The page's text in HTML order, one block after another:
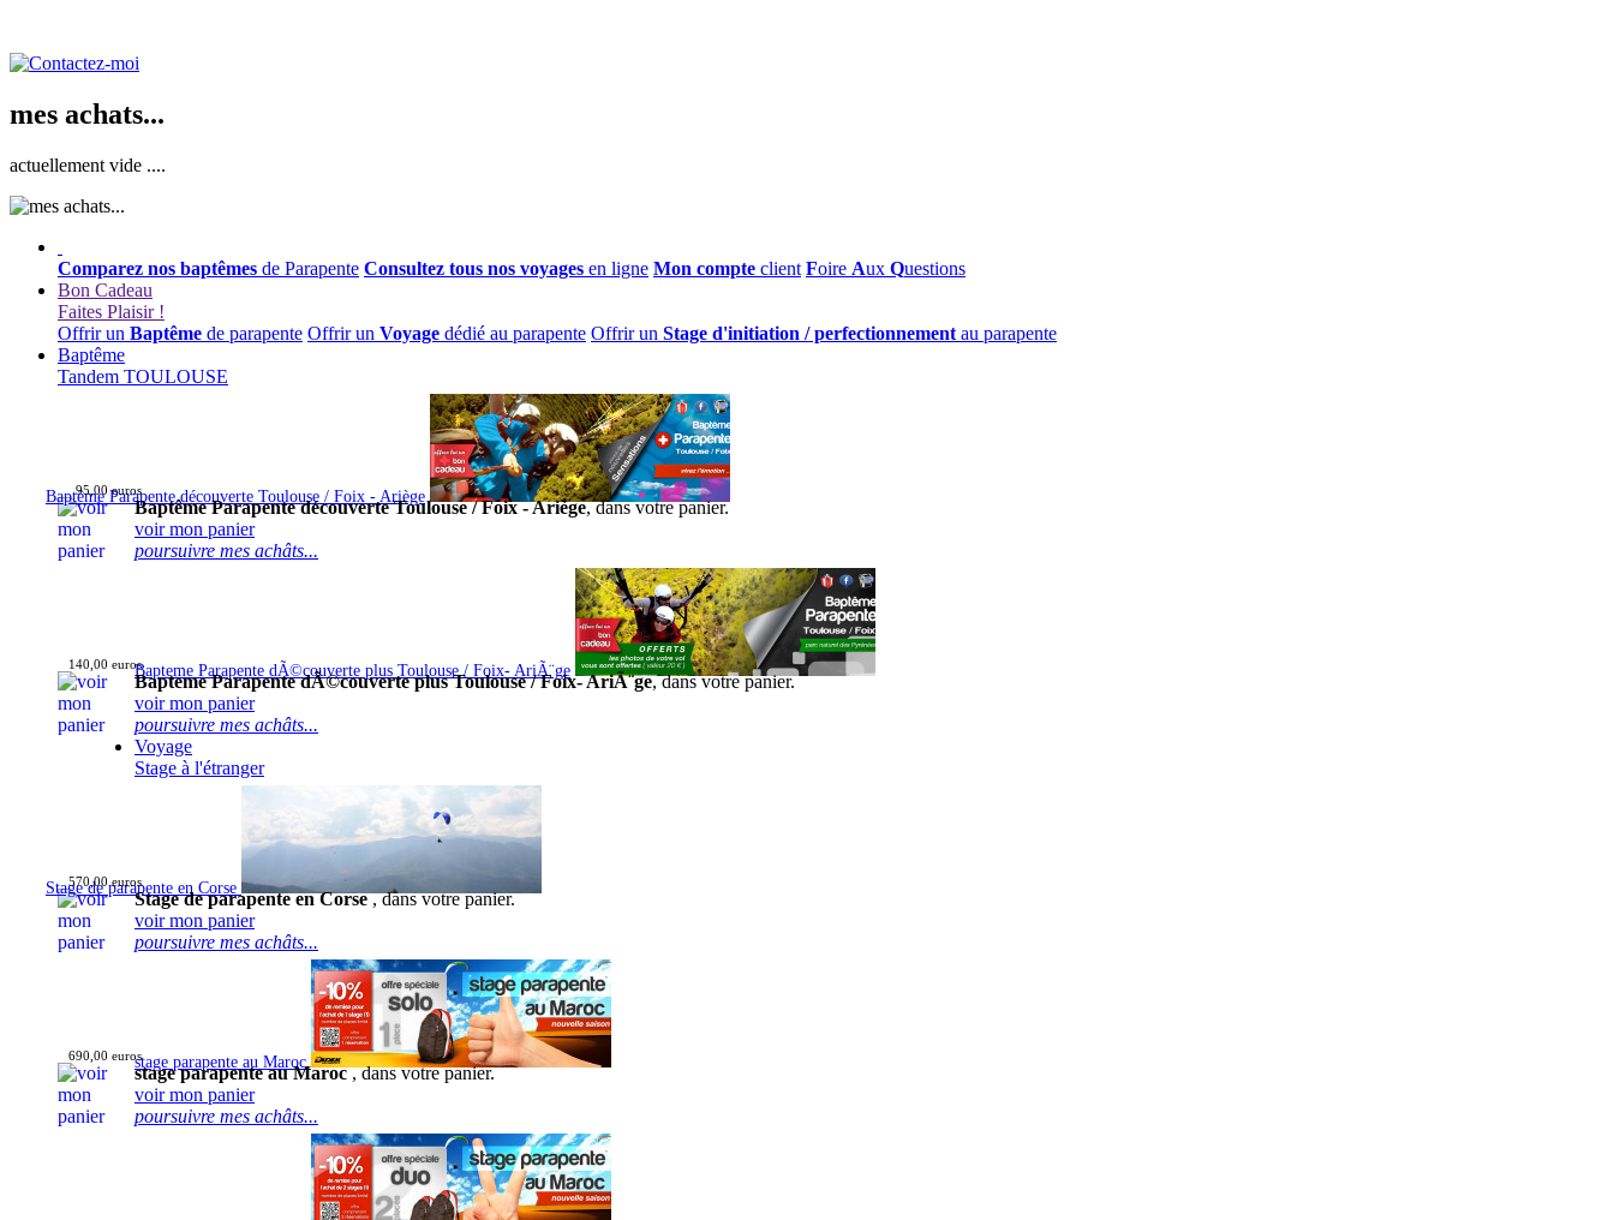
mes achats...
actuellement vide ....
Comparez nos baptêmes de Parapente Consultez tous nos voyages en ligne Mon compte client Foire Aux Questions
Bon Cadeau
Faites Plaisir !
Offrir un Baptême de parapente Offrir un Voyage dédié au parapente Offrir un Stage d'initiation / perfectionnement au parapente
Baptême
Tandem TOULOUSE
Baptême Parapente découverte Toulouse / Foix - Ariège
95,00 euros
Baptême Parapente découverte Toulouse / Foix - Ariège, dans votre panier.
voir mon panier
poursuivre mes achâts...
Bapteme Parapente dÃ©couverte plus Toulouse / Foix- AriÃ¨ge
140,00 euros
Bapteme Parapente dÃ©couverte plus Toulouse / Foix- AriÃ¨ge, dans votre panier.
voir mon panier
poursuivre mes achâts...
Voyage
Stage à l'étranger
Stage de parapente en Corse
570,00 euros
Stage de parapente en Corse, dans votre panier.
voir mon panier
poursuivre mes achâts...
stage parapente au Maroc
690,00 euros
stage parapente au Maroc, dans votre panier.
voir mon panier
poursuivre mes achâts...